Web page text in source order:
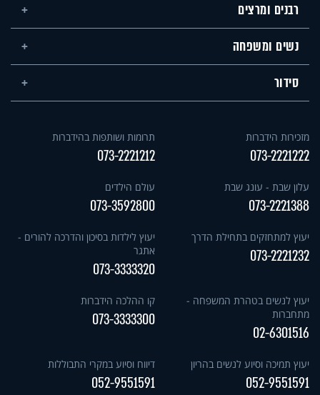
רבנים ומרצים
נשים ומשפחה
סידור
מזכירות הידברות
073-2221222
תרומות ושותפות בהידברות
073-2221212
עלון שבת - עונג שבת
073-2221388
עולם הילדים
073-3592800
יעוץ למתחזקים בתחילת הדרך
073-2221232
יעוץ לילדות בסיכון והדרכה להורים -
אתגר
073-3333320
יעוץ לנשים בטהרת המשפחה -
מתחברות
02-6301516
קו ההלכה הידברות
073-3333300
יעוץ תמיכה וסיוע לנשים בהריון
052-9551591
דיווח וסיוע במקרי התבוללות
052-9551591